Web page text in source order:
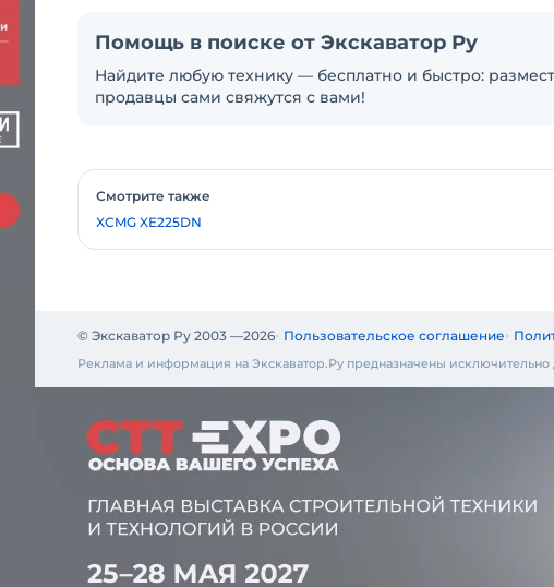
Помощь в поиске от Экскаватор Ру
Найдите любую технику — бесплатно и быстро:
продавцы сами свяжутся с вами!
Смотрите также
XCMG XE225DN
© Экскаватор Ру 2003 —2026 Пользовательское соглашение
Реклама и информация на Экскаватор.Ру предназначены исключительно